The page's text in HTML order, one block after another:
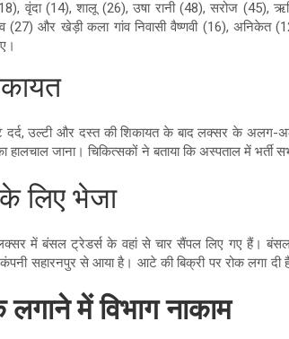
वृंदा (14), शालू (26), उषा रानी (48), सरोज (45),
(27) और खेड़ी कला गांव निवासी वैष्णवी (16), अनिकेत
उल्टी और दस्त की शिकायत के बाद लक्सर के अलग-
जाना। चिकित्सकों ने बताया कि अस्पताल में भर्ती
लिए भेजा
लक्सर में बंसल ट्रेडर्स के वहां से चार सैंपल लिए गए हैं।
सहारनपुर से आया है। आटे की बिक्री पर रोक लगा
में विभाग नाकाम